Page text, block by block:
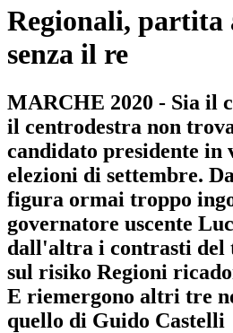
Regionali, partita
senza il re
MARCHE 2020 - Sia il
il centrodestra non
candidato presidente in
elezioni di settembre.
figura ormai troppo
governatore uscente
dall'altra i contrasti del
sul risiko Regioni
E riemergono altri tre
quello di Guido Castelli